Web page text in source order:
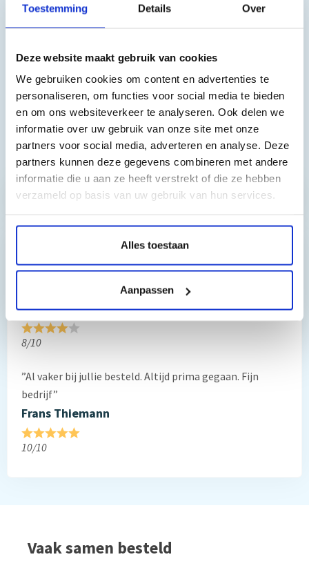
Toestemming Details Over
Deze website maakt gebruik van cookies
We gebruiken cookies om content en advertenties te
personaliseren, om functies voor social media te bieden
en om ons websiteverkeer te analyseren. Ook delen we
informatie over uw gebruik van onze site met onze
partners voor social media, adverteren en analyse. Deze
partners kunnen deze gegevens combineren met andere
informatie die u aan ze heeft verstrekt of die ze hebben
verzameld op basis van uw gebruik van hun services.
Alles toestaan
Aanpassen
printers:
L8360CDW, Brother MFC-L8690CDW, Brother MFC-L8900CDW
Toch nog een vraag?
Hebt u vragen bij het artikel?
Reviews van klanten…
Gauke Wijnmaalen
8/10
”Al vaker bij jullie besteld. Altijd prima gegaan. Fijn
bedrijf”
Frans Thiemann
10/10
Vaak samen besteld